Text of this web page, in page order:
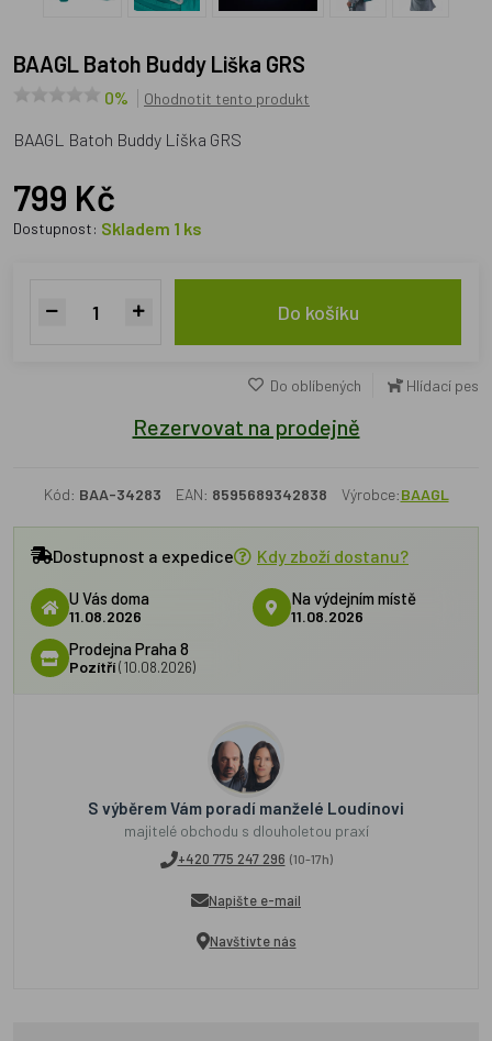
BAAGL Batoh Buddy Liška GRS
0% Ohodnotit tento produkt
BAAGL Batoh Buddy Liška GRS
799 Kč
Dostupnost: Skladem 1 ks
Do košíku
Do oblíbených Hlídací pes
Rezervovat na prodejně
Kód: BAA-34283 EAN: 8595689342838 Výrobce:BAAGL
Dostupnost a expedice Kdy zboží dostanu?
U Vás doma
11.08.2026
Na výdejním místě
11.08.2026
Prodejna Praha 8
Pozítří(10.08.2026)
S výběrem Vám poradí manželé Loudínovi
majitelé obchodu s dlouholetou praxí
+420 775 247 296 (10-17h)
Napište e-mail
Navštivte nás